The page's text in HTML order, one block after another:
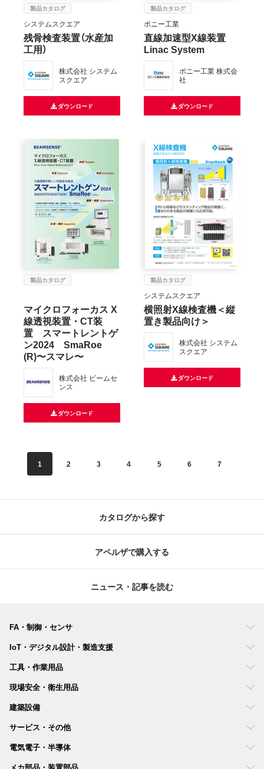
製品カタログ
システムスクエア
残骨検査装置（水産加
工用）
株式会社 システム
スクエア
ダウンロード
製品カタログ
ポニー工業
直線加速型X線装置
Linac System
ポニー工業 株式会
社
ダウンロード
製品カタログ
マイクロフォーカス X
線透視装置・CT装
置 スマートレントゲ
ン2024 SmaRoe
(R)〜スマレ〜
株式会社 ビームセ
ンス
ダウンロード
製品カタログ
システムスクエア
横照射X線検査機＜縦
置き製品向け＞
株式会社 システム
スクエア
ダウンロード
1 2 3 4 5 6 7
カタログから探す
アペルザで購入する
ニュース・記事を読む
FA・制御・センサ
IoT・デジタル設計・製造支援
工具・作業用品
現場安全・衛生用品
建築設備
サービス・その他
電気電子・半導体